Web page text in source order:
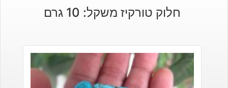
חלוק טורקיז משקל: 10 גרם